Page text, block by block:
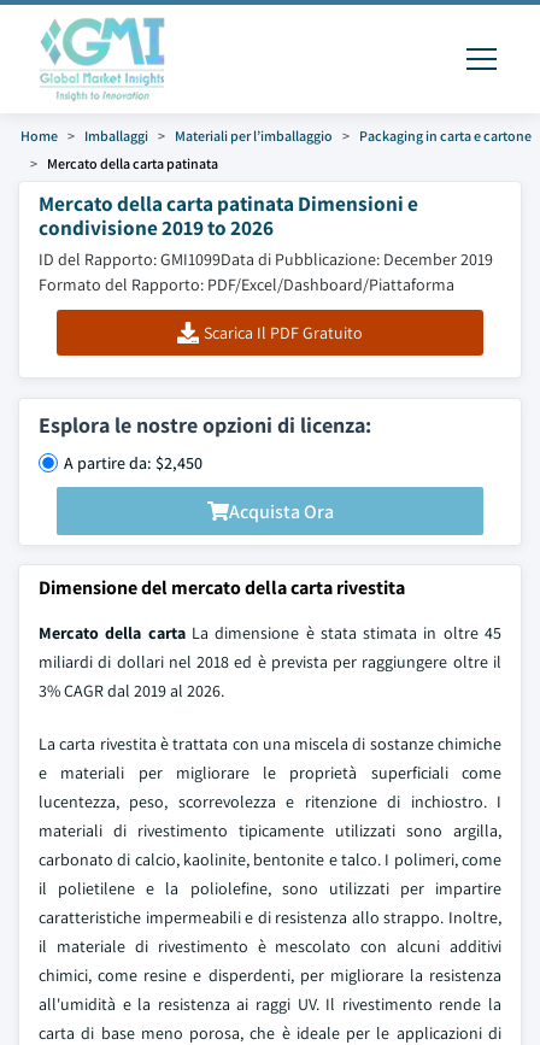
Home Imballaggi Materiali per l’imballaggio
Packaging in carta e cartone
Mercato della carta patinata
Mercato della carta patinata Dimensioni e
condivisione 2019 to 2026
ID del Rapporto: GMI1099Data di Pubblicazione: December 2019
Formato del Rapporto: PDF/Excel/Dashboard/Piattaforma
Scarica Il PDF Gratuito
Esplora le nostre opzioni di licenza:
A partire da: $2,450
Acquista Ora
Dimensione del mercato della carta rivestita
Mercato della carta La dimensione è stata stimata in oltre 45
miliardi di dollari nel 2018 ed è prevista per raggiungere oltre il
3% CAGR dal 2019 al 2026.
La carta rivestita è trattata con una miscela di sostanze chimiche
e materiali per migliorare le proprietà superficiali come
lucentezza, peso, scorrevolezza e ritenzione di inchiostro. I
materiali di rivestimento tipicamente utilizzati sono argilla,
carbonato di calcio, kaolinite, bentonite e talco. I polimeri, come
il polietilene e la poliolefine, sono utilizzati per impartire
caratteristiche impermeabili e di resistenza allo strappo. Inoltre,
il materiale di rivestimento è mescolato con alcuni additivi
chimici, come resine e disperdenti, per migliorare la resistenza
all'umidità e la resistenza ai raggi UV. Il rivestimento rende la
carta di base meno porosa, che è ideale per le applicazioni di